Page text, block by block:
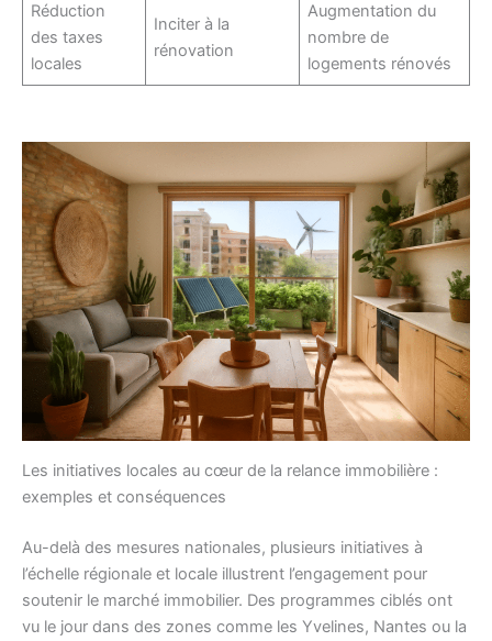
Réduction
des taxes
locales
Inciter à la
rénovation
Augmentation du
nombre de
logements rénovés
Les initiatives locales au cœur de la relance immobilière :
exemples et conséquences
Au-delà des mesures nationales, plusieurs initiatives à
l’échelle régionale et locale illustrent l’engagement pour
soutenir le marché immobilier. Des programmes ciblés ont
vu le jour dans des zones comme les Yvelines, Nantes ou la